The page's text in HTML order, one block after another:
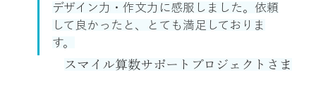
デザイン力・作文力に感服しました。依頼
して良かったと、とても満足しておりま
す。
スマイル算数サポートプロジェクトさま